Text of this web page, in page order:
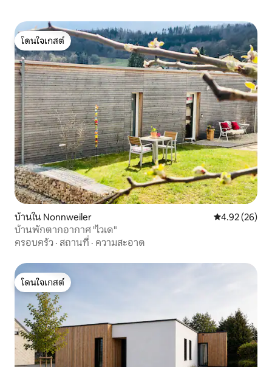
โดนใจเกสต์
โดนใจเกสต์
บ้านใน Nonnweiler คะแนนเฉลี่ย
4.92 (26)
บ้านพักตากอากาศ "ไวเด"
ครอบครัว · สถานที่ · ความสะอาด
โดนใจเกสต์
โดนใจเกสต์